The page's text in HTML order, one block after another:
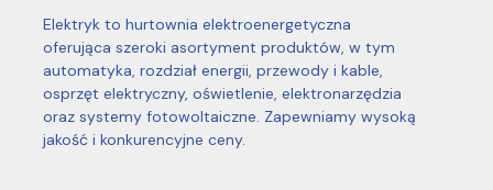
Elektryk to hurtownia elektroenergetyczna
oferująca szeroki asortyment produktów, w tym
automatyka, rozdział energii, przewody i kable,
osprzęt elektryczny, oświetlenie, elektronarzędzia
oraz systemy fotowoltaiczne. Zapewniamy wysoką
jakość i konkurencyjne ceny.